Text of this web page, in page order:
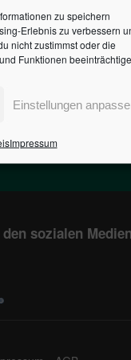
zu speichern
Erlebnis zu verbessern
nicht zustimmst oder die
Funktionen
Einstellungen
Impressum
IN DEUTSCHLAND
sozialen